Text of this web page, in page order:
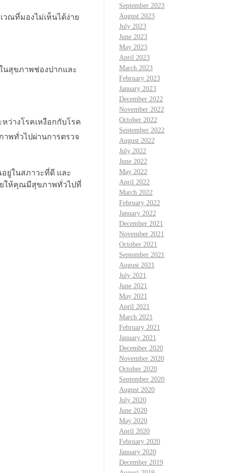
วณที่มองไม่เห็นได้ง่าย
นสุขภาพช่องปากและ
ว่างโรคเหงือกกับโรค
พทั่วไปผ่านการตรวจ
ยู่ในสภาวะที่ดี และ
ให้คุณมีสุขภาพทั่วไปที่
September 2023
August 2023
July 2023
June 2023
May 2023
April 2023
March 2023
February 2023
January 2023
December 2022
November 2022
October 2022
September 2022
August 2022
July 2022
June 2022
May 2022
April 2022
March 2022
February 2022
January 2022
December 2021
November 2021
October 2021
September 2021
August 2021
July 2021
June 2021
May 2021
April 2021
March 2021
February 2021
January 2021
December 2020
November 2020
October 2020
September 2020
August 2020
July 2020
June 2020
May 2020
April 2020
February 2020
January 2020
December 2019